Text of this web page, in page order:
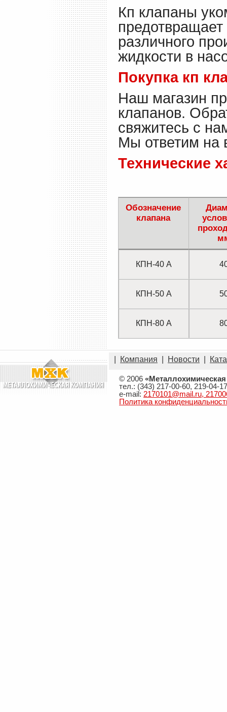
Кп клапаны
различного
жидкости в
Покупка кп
Наш магазин
клапанов.
свяжитесь с
Мы ответим на
Технические
Обозначение
клапана
КПН-40 А
КПН-50 А
КПН-80 А
Компания Новости
© 2006
тел.: (343) 217-00-60, 219-04-
e-mail: 2170101@mail.ru,
Политика